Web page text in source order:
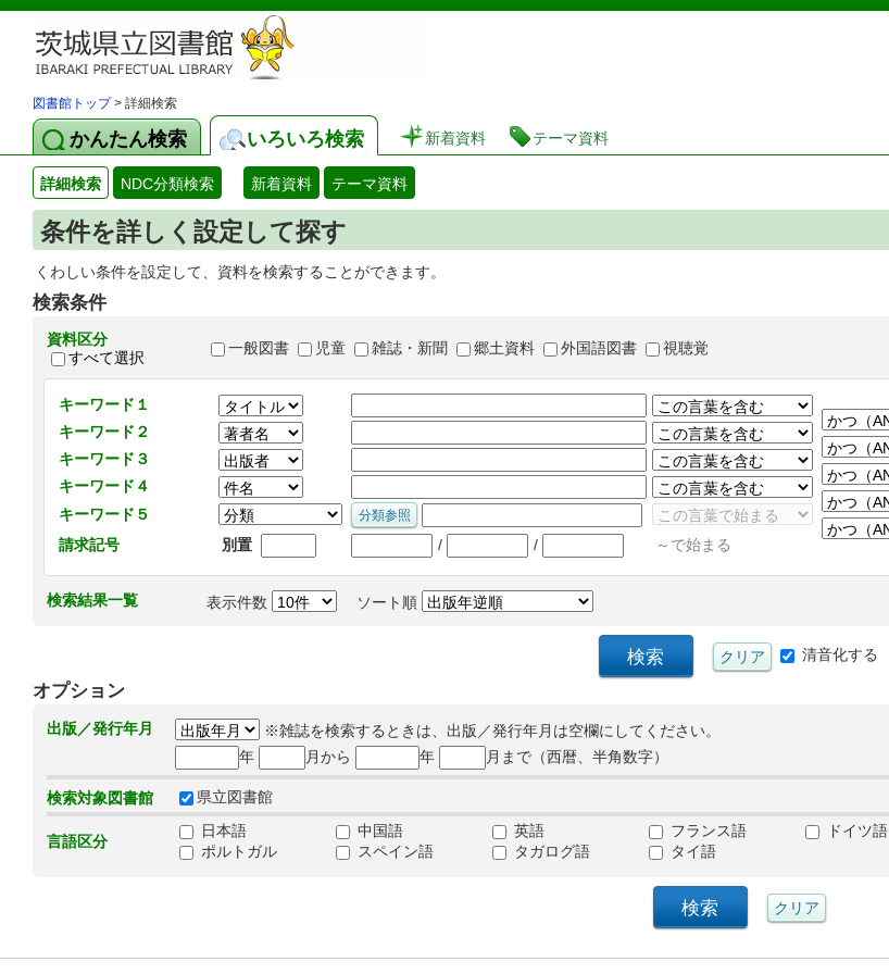
茨城県立図書館 蔵書検索・予約システム
図書館トップ> 詳細検索
かんたん検索 いろいろ検索 新着資料 テーマ資料
詳細検索 NDC分類検索 新着資料 テーマ資料
条件を詳しく設定して探す
くわしい条件を設定して、資料を検索することができます。
検索条件
資料区分
すべて選択
一般図書 児童 雑誌・新聞 郷土資料 外国語図書 視聴覚
キーワード１
キーワード２
キーワード３
キーワード４
キーワード５
請求記号
別置 / / ～で始まる
検索結果一覧 表示件数 ソート順
清音化する
オプション
出版／発行年月
※雑誌を検索するときは、出版／発行年月は空欄にしてください。
年
月から 年 月まで（西暦、半角数字）
検索対象図書館 県立図書館
言語区分
日本語 中国語 英語 フランス語 ドイツ語
ポルトガル
スペイン語 タガログ語 タイ語